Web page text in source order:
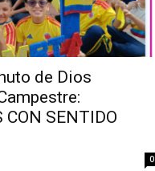
de Dios
CON SENTIDO
0